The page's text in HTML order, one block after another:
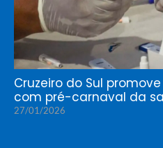
Cruzeiro do Sul
com pré-carnaval da
27/01/2026